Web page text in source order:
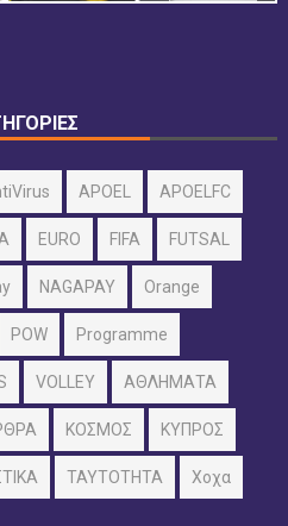
APOEL APOELFC
EURO FIFA FUTSAL
NAGAPAY Orange
POW Programme
VOLLEY ΑΘΛΗΜΑΤΑ
ΚΟΣΜΟΣ ΚΥΠΡΟΣ
ΤΑΥΤΟΤΗΤΑ Χοχα